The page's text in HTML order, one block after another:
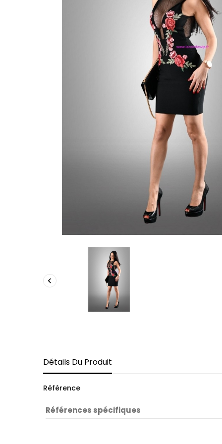

Détails Du Produit
Référence
Références spécifiques